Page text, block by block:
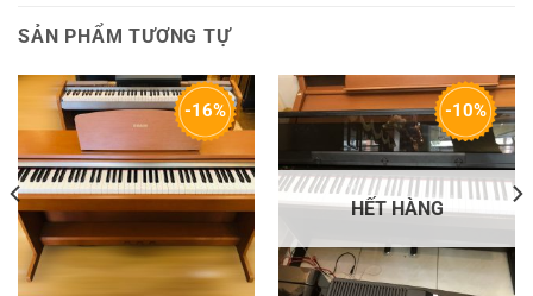
SẢN PHẨM TƯƠNG TỰ
-16% -10%
HẾT HÀNG